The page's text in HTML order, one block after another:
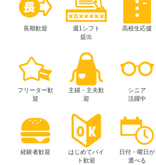
長期歓迎
週1シフト
提出
高校生応援
フリーター歓
迎
主婦・主夫歓
迎
シニア
活躍中
経験者歓迎
はじめてバイ
ト歓迎
日付・曜日が
選べる